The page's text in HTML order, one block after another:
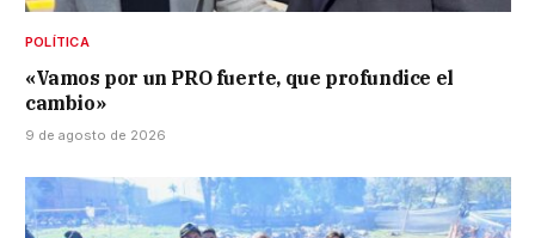
POLÍTICA
«Vamos por un PRO fuerte, que profundice el
cambio»
9 de agosto de 2026